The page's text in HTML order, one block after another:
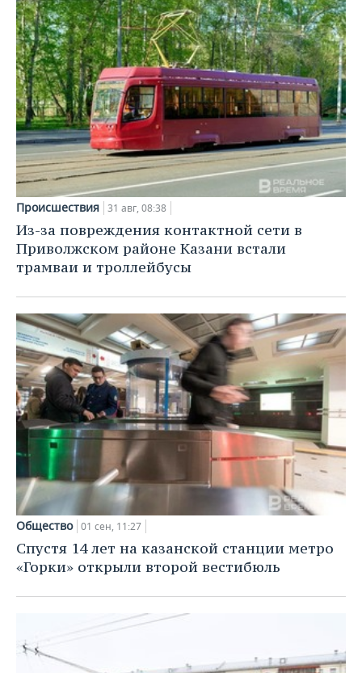
Происшествия 31 авг, 08:38
Из-за повреждения контактной сети в
Приволжском районе Казани встали
трамваи и троллейбусы
Общество 01 сен, 11:27
Спустя 14 лет на казанской станции метро
«Горки» открыли второй вестибюль